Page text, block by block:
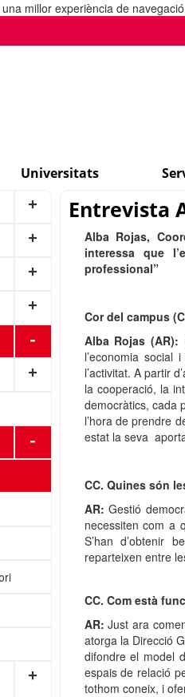
millor experiència de
Universitats
+
+
+
+
-
+
-
+
Entrevista
Alba Rojas,
interessa que
professional”
Cor del campus
Alba Rojas (AR):
l’economia
l’activitat. A partir
la cooperació, la
democràtics, cada
l’hora de prendre
estat la seva
CC. Quines són
AR: Gestió
necessiten com a
S’han d’obtenir
reparteixen entre
CC. Com està
AR:Just ara
atorga la Direcció
difondre el model
espais de relació
tothom coneix, i